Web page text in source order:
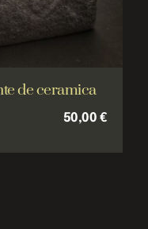
de ceramica
50,00 €